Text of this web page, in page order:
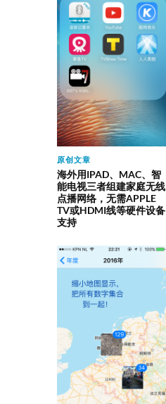
原创文章
海外用IPAD、MAC、智
能电视三者组建家庭无线
点播网络，无需APPLE
TV或HDMI线等硬件设备
支持